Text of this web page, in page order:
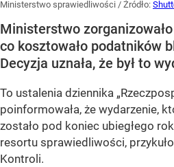
Ministerstwo sprawiedliwości / Źródło:
Ministerstwo
co kosztowało podatników
Decyzja uznała, że był to
To ustalenia dziennika
poinformowała, że wydarzenie,
zostało pod koniec ubiegłego
resortu sprawiedliwości,
Kontroli.